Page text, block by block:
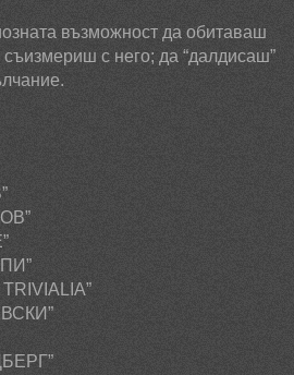
възможност да обитаваш
с него; да “далдисаш”
TRIVIALIA”